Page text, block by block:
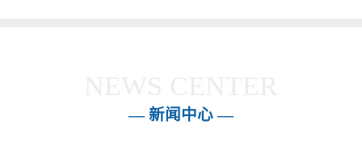
— 新闻中心 —